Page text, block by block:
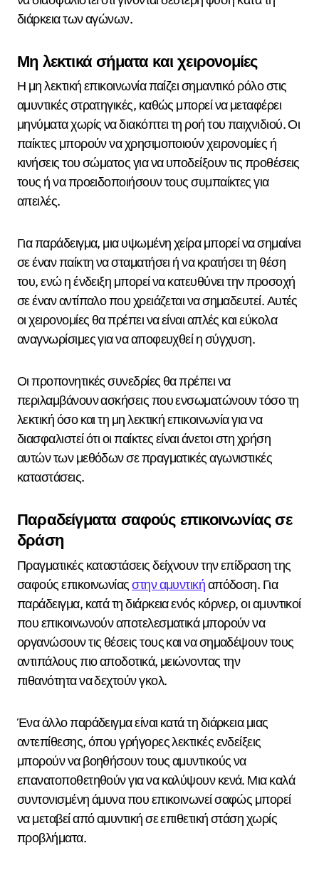
διάρκεια των αγώνων.
Μη λεκτικά σήματα και χειρονομίες
Η μη λεκτική επικοινωνία παίζει σημαντικό ρόλο στις
αμυντικές στρατηγικές, καθώς μπορεί να μεταφέρει
μηνύματα χωρίς να διακόπτει τη ροή του παιχνιδιού. Οι
παίκτες μπορούν να χρησιμοποιούν χειρονομίες ή
κινήσεις του σώματος για να υποδείξουν τις προθέσεις
τους ή να προειδοποιήσουν τους συμπαίκτες για
απειλές.
Για παράδειγμα, μια υψωμένη χείρα μπορεί να σημαίνει
σε έναν παίκτη να σταματήσει ή να κρατήσει τη θέση
του, ενώ η ένδειξη μπορεί να κατευθύνει την προσοχή
σε έναν αντίπαλο που χρειάζεται να σημαδευτεί. Αυτές
οι χειρονομίες θα πρέπει να είναι απλές και εύκολα
αναγνωρίσιμες για να αποφευχθεί η σύγχυση.
Οι προπονητικές συνεδρίες θα πρέπει να
περιλαμβάνουν ασκήσεις που ενσωματώνουν τόσο τη
λεκτική όσο και τη μη λεκτική επικοινωνία για να
διασφαλιστεί ότι οι παίκτες είναι άνετοι στη χρήση
αυτών των μεθόδων σε πραγματικές αγωνιστικές
καταστάσεις.
Παραδείγματα σαφούς επικοινωνίας σε
δράση
Πραγματικές καταστάσεις δείχνουν την επίδραση της
σαφούς επικοινωνίαςστην αμυντικήαπόδοση. Για
παράδειγμα, κατά τη διάρκεια ενός κόρνερ, οι αμυντικοί
που επικοινωνούν αποτελεσματικά μπορούν να
οργανώσουν τις θέσεις τους και να σημαδέψουν τους
αντιπάλους πιο αποδοτικά, μειώνοντας την
πιθανότητα να δεχτούν γκολ.
Ένα άλλο παράδειγμα είναι κατά τη διάρκεια μιας
αντεπίθεσης, όπου γρήγορες λεκτικές ενδείξεις
μπορούν να βοηθήσουν τους αμυντικούς να
επανατοποθετηθούν για να καλύψουν κενά. Μια καλά
συντονισμένη άμυνα που επικοινωνεί σαφώς μπορεί
να μεταβεί από αμυντική σε επιθετική στάση χωρίς
προβλήματα.